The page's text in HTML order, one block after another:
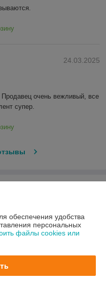
24.03.2025
очень вежливый, все
супер.
обеспечения удобства
персональных
файлы cookies или